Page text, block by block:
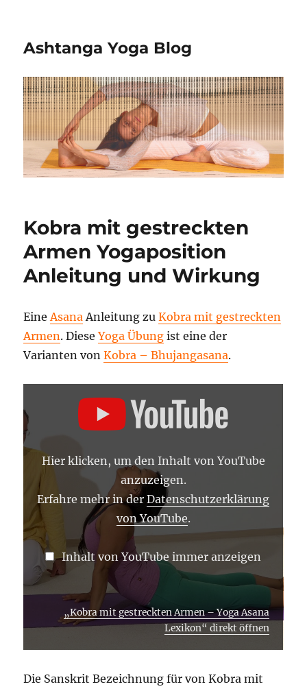
Ashtanga Yoga Blog
Kobra mit gestreckten
Armen Yogaposition
Anleitung und Wirkung
Eine Asana Anleitung zuKobra mit gestreckten
Armen. DieseYoga Übung ist eine der
Varianten vonKobra – Bhujangasana.
„KOBRA
GESTRECKTEN
ARMEN
–
YOGA
ASANA
LEXIKON“
VON
YOUTUBE
ANZEIGEN
Hier klicken, um den Inhalt von YouTube
anzuzeigen.
Erfahre mehr in derDatenschutzerklärung
von YouTube.
Inhalt von YouTube immer anzeigen
„Kobra mit gestreckten Armen – Yoga Asana
Lexikon“ direkt öffnen
Die Sanskrit Bezeichnung für von Kobra mit